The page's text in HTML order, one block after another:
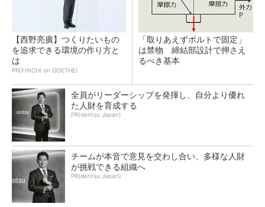
【西野亮廣】つくりたいもの
を追求できる環境の作り方と
は
PR(FINCHI on GOETHE)
「取りあえずボルトで固定」
は禁物 締結部設計で押さえ
るべき基本
全員がリーダーシップを発揮し、自分より優れ
た人財を育成する
PR(dentsu Japan)
チームが本音で意見を交わし合い、多様な人財
が挑戦できる組織へ
PR(dentsu Japan)